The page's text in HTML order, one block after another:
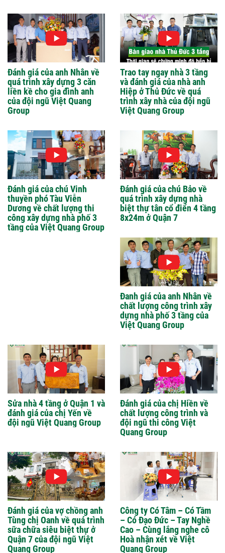
Đánh giá của anh Nhân về
quá trình xây dựng 3 căn
liền kề cho gia đình anh
của đội ngũ Việt Quang
Group
Trao tay ngay nhà 3 tầng
và đánh giá của nhà anh
Hiệp ở Thủ Đức về quá
trình xây nhà của đội ngũ
Việt Quang Group
Đánh giá của chú Vinh
thuyền phó Tàu Viễn
Dương về chất lượng thi
công xây dựng nhà phố 3
tầng của Việt Quang Group
Đánh giá của chú Bảo về
quá trình xây dựng nhà
biệt thự tân cổ điển 4 tầng
8x24m ở Quận 7
Đanh giá của anh Nhân về
chất lượng công trình xây
dựng nhà phố 3 tầng của
Việt Quang Group
Sửa nhà 4 tầng ở Quận 1 và
đánh giá của chị Yến về
đội ngũ Việt Quang Group
Đánh giá của chị Hiền về
chất lượng công trình và
đội ngũ thi công Việt
Quang Group
Đánh giá của vợ chồng anh
Tùng chị Oanh về quá trình
sữa chữa siêu biệt thự ở
Quận 7 của đội ngũ Việt
Quang Group
Công ty Có Tâm – Có Tầm
– Có Đạo Đức – Tay Nghề
Cao – Cùng lắng nghe cô
Hoà nhận xét về Việt
Quang Group